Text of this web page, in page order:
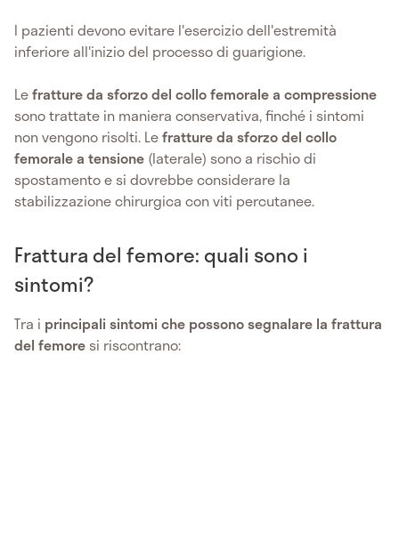
I pazienti devono evitare l'esercizio dell'estremità
inferiore all'inizio del processo di guarigione.
Lefratture da sforzo del collo femorale a compressione
sono trattate in maniera conservativa, finché i sintomi
non vengono risolti. Lefratture da sforzo del collo
femorale a tensione (laterale) sono a rischio di
spostamento e si dovrebbe considerare la
stabilizzazione chirurgica con viti percutanee.
Frattura del femore: quali sono i
sintomi?
Tra i principali sintomi che possono segnalare la frattura
del femore si riscontrano: